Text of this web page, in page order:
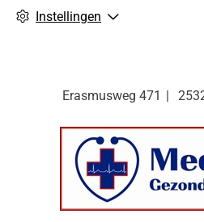
Instellingen
Erasmusweg 471